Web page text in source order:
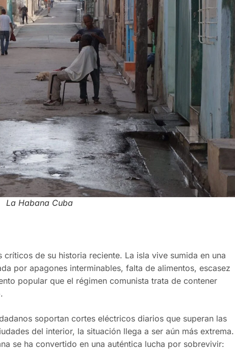
La Habana Cuba
de su historia reciente. La isla vive sumida en una
por apagones interminables, falta de alimentos, escasez
popular que el régimen comunista trata de contener
soportan cortes eléctricos diarios que superan las
del interior, la situación llega a ser aún más extrema.
se ha convertido en una auténtica lucha por sobrevivir: